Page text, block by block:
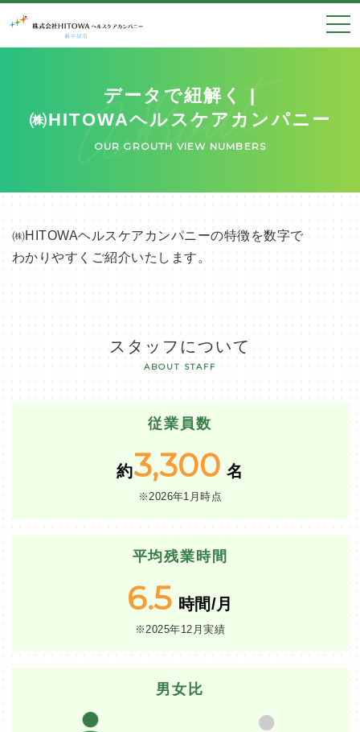
データで紐解く |
㈱HITOWAヘルスケアカンパニー
OUR GROUTH VIEW NUMBERS
㈱HITOWAヘルスケアカンパニーの特徴を数字で
わかりやすくご紹介いたします。
スタッフについて
ABOUT STAFF
従業員数
約3,300 名
※2026年1月時点
平均残業時間
6.5 時間/月
※2025年12月実績
男女比